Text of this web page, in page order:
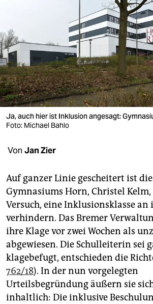
nord
wahrheit
verlag
verlag
veranstaltungen
shop
unterstützen
abo
genossenschaft
epaper login
Ja, auch hier ist Inklusion angesagt:
Foto: Michael Bahlo
Von Jan Zier
Auf ganzer Linie gescheitert ist
Gymnasiums Horn, Christel
Versuch, eine Inklusionsklasse an
verhindern. Das Bremer
ihre Klage vor zwei Wochen als
abgewiesen. Die Schulleiterin sei
klagebefugt, entschieden die
762/18). In der nun vorgelegten
Urteilsbegründung äußern sie
inhaltlich: Die inklusive